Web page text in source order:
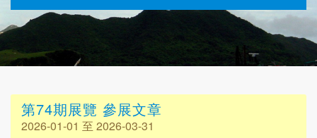
第74期展覽 參展文章
2026-01-01 至 2026-03-31